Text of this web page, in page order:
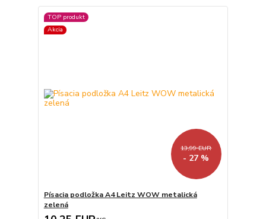
TOP produkt
Akcia
13,99 EUR
- 27 %
Písacia podložka A4 Leitz WOW metalická
zelená